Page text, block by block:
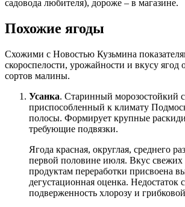
садовода любителя), дороже – в магазине.
Похожие ягоды
Схожими с Новостью Кузьмина
скороспелости, урожайности и вкусу ягод
сортов малины.
Усанка. Старинный морозостойкий
приспособленный к климату
полосы. Формирует крупные
требующие подвязки.
Ягода красная, округлая, среднего
первой половине июля. Вкус свежих
продуктам переработки присвоена
дегустационная оценка. Недостаток
подверженность хлорозу и